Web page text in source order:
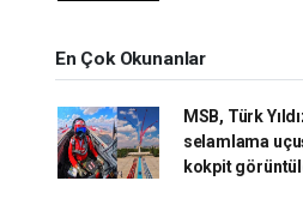
En Çok Okunanlar
MSB, Türk
selamlama
kokpit